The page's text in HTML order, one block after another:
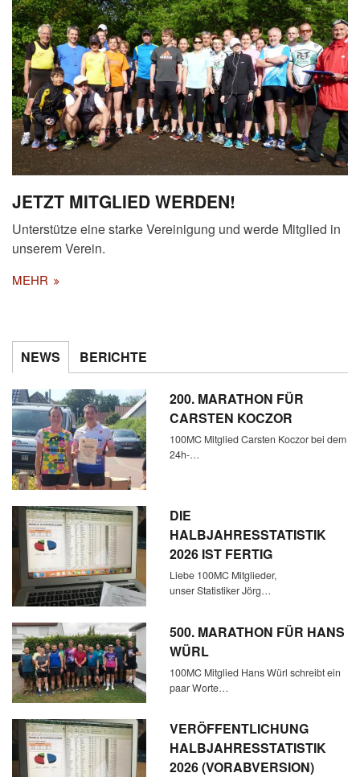
JETZT MITGLIED WERDEN!
Unterstütze eine starke Vereinigung und werde Mitglied in
unserem Verein.
MEHR
NEWS BERICHTE
200. MARATHON FÜR
CARSTEN KOCZOR
100MC Mitglied Carsten Koczor bei dem
24h-…
DIE
HALBJAHRESSTATISTIK
2026 IST FERTIG
Liebe 100MC Mitglieder,
unser Statistiker Jörg…
500. MARATHON FÜR HANS
WÜRL
100MC Mitglied Hans Würl schreibt ein
paar Worte…
VERÖFFENTLICHUNG
HALBJAHRESSTATISTIK
2026 (VORABVERSION)